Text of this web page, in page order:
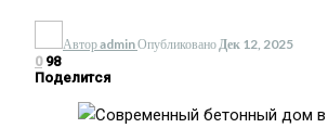
АвторadminОпубликовано Дек 12, 2025
0 98
Поделится